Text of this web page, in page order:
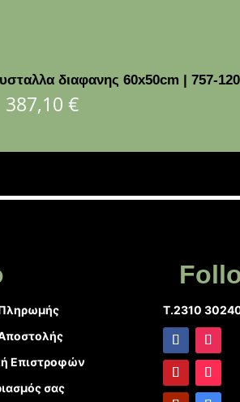
διαφανης 60x50cm | 757-
387,10€
Επιστροφών
σας
T.2310